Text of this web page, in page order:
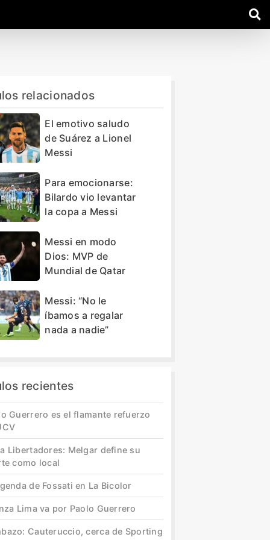
relacionados
El emotivo saludo
de Suárez a Lionel
Messi
Para emocionarse:
Bilardo vio levantar
la copa a Messi
Messi en modo
Dios: MVP de
Mundial de Qatar
Messi: “No le
íbamos a regalar
nada a nadie”
recientes
Guerrero es el flamante refuerzo
Libertadores: Melgar define su
como local
de Fossati en La Bicolor
Lima va por Paolo Guerrero
Cauteruccio, cerca de Sporting